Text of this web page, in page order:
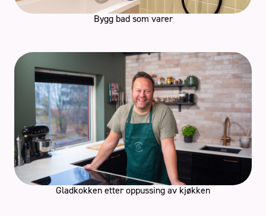
Bygg bad som varer
Gladkokken etter oppussing av kjøkken